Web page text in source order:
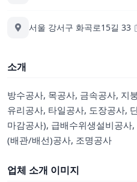
서울 강서구 화곡로15길 33
소개
방수공사, 목공사, 금속공사, 지
유리공사, 타일공사, 도장공사,
마감공사), 급배수위생설비공사
(배관/배선)공사, 조명공사
업체 소개 이미지